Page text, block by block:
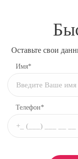
Оставьте свои
Имя*
Телефон*